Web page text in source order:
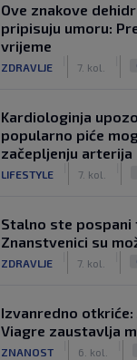
Ove znakove
pripisuju umoru:
vrijeme
ZDRAVLJE 7. kol.
Kardiologinja
popularno piće
začepljenju arterija
LIFESTYLE 7. kol.
Stalno ste pospani
Znanstvenici su
ZDRAVLJE 7. kol.
Izvanredno
Viagre zaustavlja
ZNANOST 6. kol.